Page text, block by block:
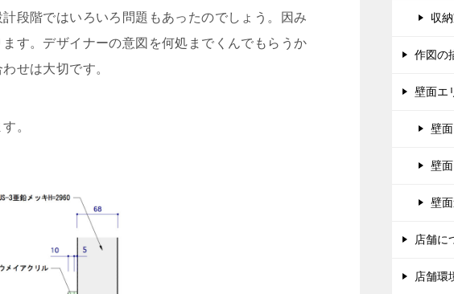
段階ではいろいろ問題もあったのでしょう。因み
す。デザイナーの意図を何処までくんでもらうか
せは大切です。
。
収
作図の
壁面エ
壁
壁
壁
店舗に
店舗環